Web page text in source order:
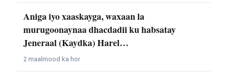
Aniga iyo xaaskayga, waxaan la
murugoonaynaa dhacdadii ku habsatay
Jeneraal (Kaydka) Harel…
2 maalmood ka hor